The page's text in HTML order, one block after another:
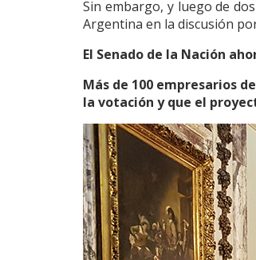
Sin embargo, y luego de
Argentina en la discusión
El Senado de la Nación
Más de 100 empresarios
la votación y que el